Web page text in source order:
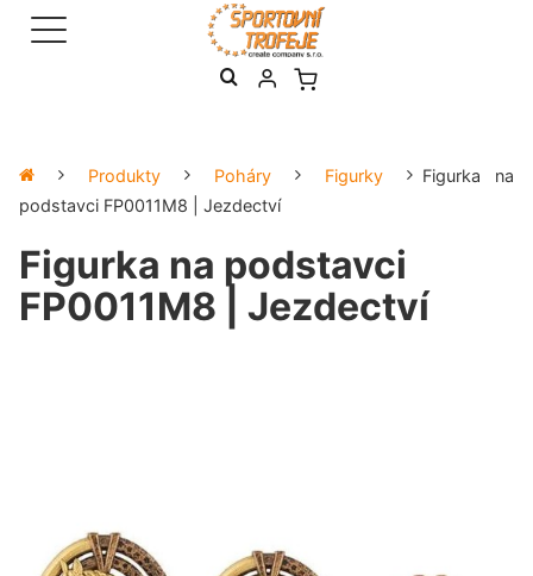
Produkty Poháry Figurky
Figurka na
podstavci FP0011M8 | Jezdectví
Figurka na podstavci
FP0011M8 | Jezdectví